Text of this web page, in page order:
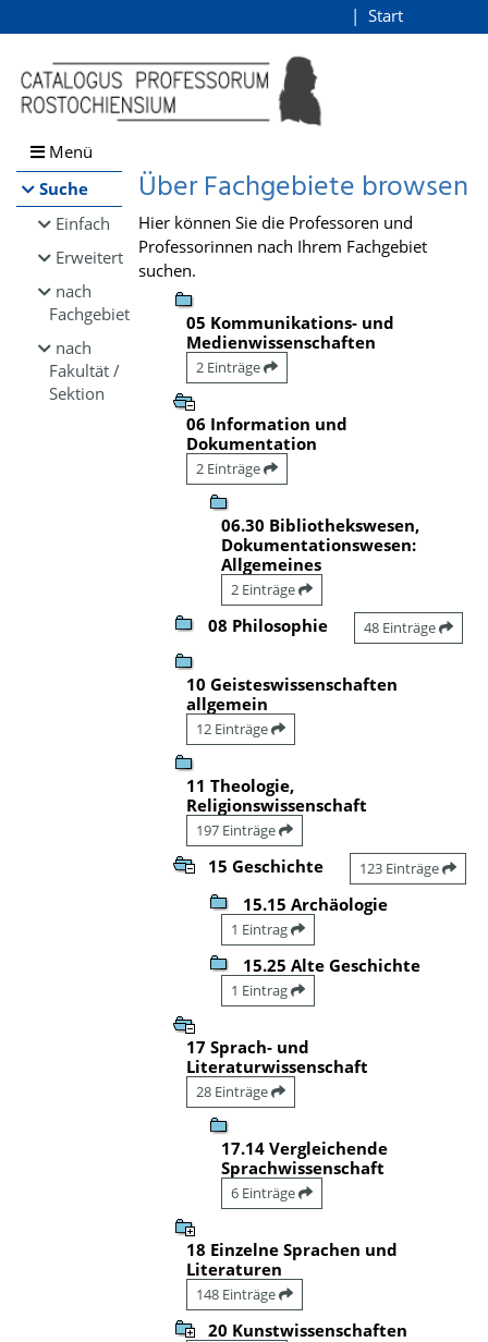
Browsen
direkt zum Inhalt
Start
Menü
Suche
Einfach
Erweitert
nach
Fachgebiet
nach
Fakultät /
Sektion
Über Fachgebiete browsen
Hier können Sie die Professoren und
Professorinnen nach Ihrem Fachgebiet
suchen.
05 Kommunikations- und
Medienwissenschaften
2 Einträge
06 Information und
Dokumentation
2 Einträge
06.30 Bibliothekswesen,
Dokumentationswesen:
Allgemeines
2 Einträge
08 Philosophie 48 Einträge
10 Geisteswissenschaften
allgemein
12 Einträge
11 Theologie,
Religionswissenschaft
197 Einträge
15 Geschichte 123 Einträge
15.15 Archäologie
1 Eintrag
15.25 Alte Geschichte
1 Eintrag
17 Sprach- und
Literaturwissenschaft
28 Einträge
17.14 Vergleichende
Sprachwissenschaft
6 Einträge
18 Einzelne Sprachen und
Literaturen
148 Einträge
20 Kunstwissenschaften